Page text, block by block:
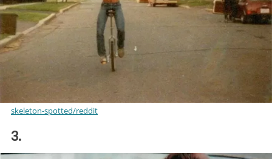
skeleton-spotted/reddit
3.